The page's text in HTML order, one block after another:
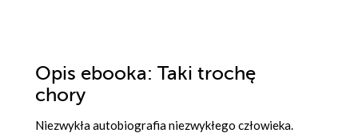
Opis ebooka: Taki trochę
chory
Niezwykła autobiografia niezwykłego człowieka.